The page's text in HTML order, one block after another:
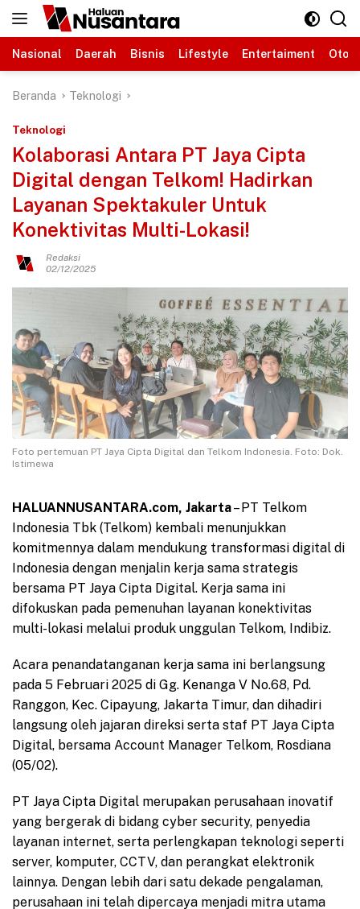
Langsung
Nasional
Daerah Bisnis Lifestyle Entertaiment
Beranda Teknologi
Teknologi
Kolaborasi Antara PT Jaya Cipta
Digital dengan Telkom! Hadirkan
Layanan Spektakuler Untuk
Konektivitas Multi-Lokasi!
Redaksi
02/12/2025
Foto pertemuan PT Jaya Cipta Digital dan Telkom Indonesia. Foto: Dok.
Istimewa
HALUANNUSANTARA.com, Jakarta– PT Telkom
Indonesia Tbk (Telkom) kembali menunjukkan
komitmennya dalam mendukung transformasi digital di
Indonesia dengan menjalin kerja sama strategis
bersama PT Jaya Cipta Digital. Kerja sama ini
difokuskan pada pemenuhan layanan konektivitas
multi-lokasi melalui produk unggulan Telkom, Indibiz.
Acara penandatanganan kerja sama ini berlangsung
pada 5 Februari 2025 di Gg. Kenanga V No.68, Pd.
Ranggon, Kec. Cipayung, Jakarta Timur, dan dihadiri
langsung oleh jajaran direksi serta staf PT Jaya Cipta
Digital, bersama Account Manager Telkom, Rosdiana
(05/02).
PT Jaya Cipta Digital merupakan perusahaan inovatif
yang bergerak di bidang cyber security, penyedia
layanan internet, serta perlengkapan teknologi seperti
server, komputer, CCTV, dan perangkat elektronik
lainnya. Dengan lebih dari satu dekade pengalaman,
perusahaan ini telah dipercaya menjadi mitra utama